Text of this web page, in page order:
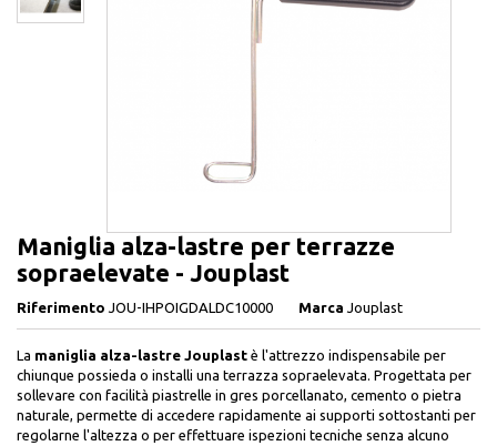
Maniglia alza-lastre per terrazze
sopraelevate - Jouplast
Riferimento JOU-IHPOIGDALDC10000 Marca Jouplast
La maniglia alza-lastre Jouplast è l'attrezzo indispensabile per
chiunque possieda o installi una terrazza sopraelevata. Progettata per
sollevare con facilità piastrelle in gres porcellanato, cemento o pietra
naturale, permette di accedere rapidamente ai supporti sottostanti per
regolarne l'altezza o per effettuare ispezioni tecniche senza alcuno